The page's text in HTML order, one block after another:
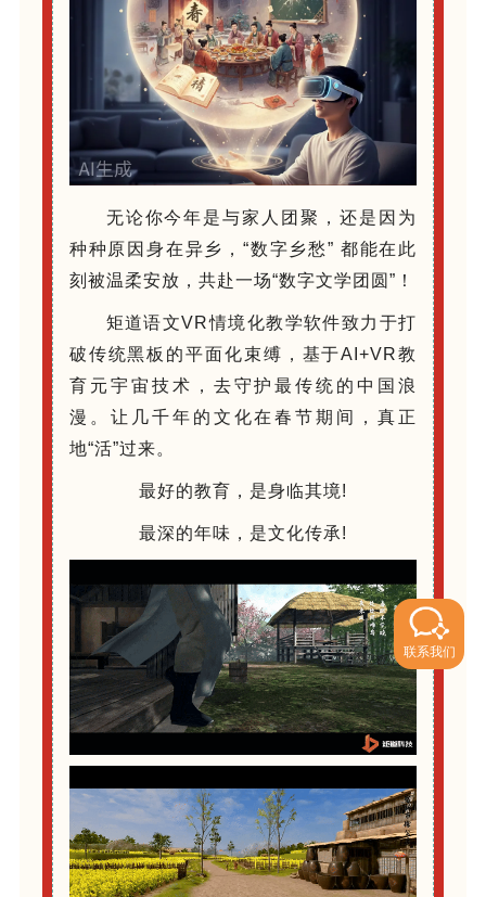
无论你今年是与家人团聚，还是因为
种种原因身在异乡，“数字乡愁” 都能在此
刻被温柔安放，共赴一场“数字文学团圆”！
矩道语文VR情境化教学软件致力于打
破传统黑板的平面化束缚，基于AI+VR教
育元宇宙技术，去守护最传统的中国浪
漫。让几千年的文化在春节期间，真正
地“活”过来。
最好的教育，是身临其境!
最深的年味，是文化传承!
联系我们